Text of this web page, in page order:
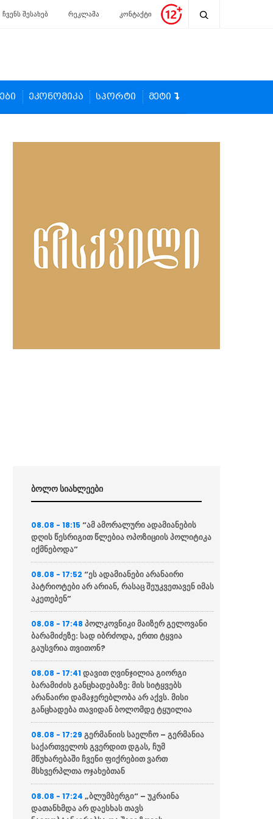
ჩვენს შესახებ რეკლამა კონტაქტი
ეკონომიკა სპორტი მეტი
ბოლო სიახლეები
08.08 - 18:15“ამ ამორალური ადამიანების
დღის წესრიგით წლებია ოპოზიციის პოლიტიკა
იქმნებოდა”
08.08 - 17:52“ეს ადამიანები არანაირი
პატრიოტები არ არიან, რასაც შეუკვეთავენ იმას
აკეთებენ”
08.08 - 17:48პოლკოვნიკი მაიზერ გელოვანი
ბარამიძეზე: სად იბრძოდა, ერთი ტყვია
გაუსვრია თვითონ?
08.08 - 17:41დავით ღვინჯილია გიორგი
ბარამიძის განცხადებაზე: მის სიტყვებს
არანაირი დამაჯერებლობა არ აქვს. მისი
განცხადება თავიდან ბოლომდე ტყუილია
08.08 - 17:29გერმანიის საელჩო – გერმანია
საქართველოს გვერდით დგას, ჩუმ
მწუხარებაში ჩვენი ფიქრებით ვართ
მსხვერპლთა ოჯახებთან
08.08 - 17:24„ბლუმბერგი“ – უკრაინა
დათანხმდა არ დაესხას თავს